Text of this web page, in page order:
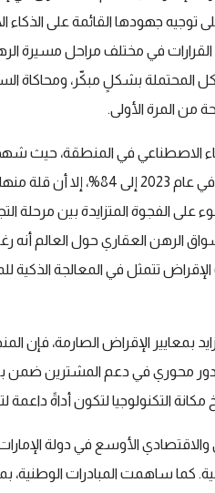
الرهن العقاري. وتعمل الشركة في عام 2026 على توجيه
القرارات في مختلف مراحل مسيرة
المحتملة بشكلٍ مبكّر، ومحاكاة
من المرة الأولى.
الاصطناعي في المنطقة، حيث
مستويات اعتماد هذه التقنيات ضمن
الفجوة المتزايدة بين مرحلة
الرهن العقاري حول العالم أنه
الإقراض تتمثل في المعالجة
بمعايير الإقراض الصارمة، فإن
دور محوري في دعم المشترين ضمن
التكنولوجيا لتكون أداةً
الأوسع في دولة
ساهمت المبادرات الوطنية، بما